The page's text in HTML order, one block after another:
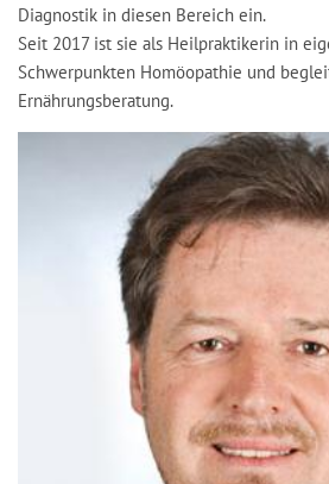
Diagnostik in diesen Bereich ein.
Seit 2017 ist sie als Heilpraktikerin in
Schwerpunkten Homöopathie und
Ernährungsberatung.